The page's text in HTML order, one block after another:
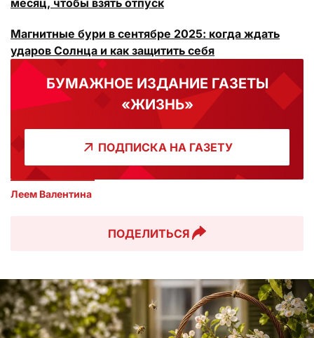
месяц, чтобы взять отпуск
Магнитные бури в сентябре 2025: когда ждать
ударов Солнца и как защитить себя
БУМАЖНОЕ ИЗДАНИЕ ГАЗЕТЫ
«ЖИЗНЬ»
ПОДПИСКА НА ГАЗЕТУ
Леем Валентина
ПОДЕЛИТЬСЯ